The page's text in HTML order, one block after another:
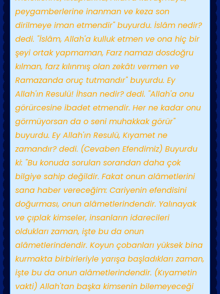
peygamberlerine inanman ve keza son
dirilmeye iman etmendir" buyurdu. İslâm nedir?
dedi. "İslâm, Allah'a kulluk etmen ve ona hiç bir
şeyi ortak yapmaman, Farz namazı dosdoğru
kılman, farz kılınmış olan zekâtı vermen ve
Ramazanda oruç tutmandır" buyurdu. Ey
Allah'ın Resulü! İhsan nedir? dedi. "Allah'a onu
görürcesine ibadet etmendir. Her ne kadar onu
görmüyorsan da o seni muhakkak görür"
buyurdu. Ey Allah'ın Resulü, Kıyamet ne
zamandır? dedi. (Cevaben Efendimiz) Buyurdu
ki: "Bu konuda sorulan sorandan daha çok
bilgiye sahip değildir. Fakat onun alâmetlerini
sana haber vereceğim: Cariyenin efendisini
doğurması, onun alâmetlerindendir. Yalınayak
ve çıplak kimseler, insanların idarecileri
oldukları zaman, işte bu da onun
alâmetlerindendir. Koyun çobanları yüksek bina
kurmakta birbirleriyle yarışa başladıkları zaman,
işte bu da onun alâmetlerindendir. (Kıyametin
vakti) Allah'tan başka kimsenin bilemeyeceği